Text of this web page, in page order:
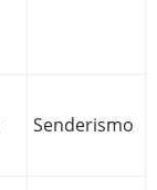
Senderismo